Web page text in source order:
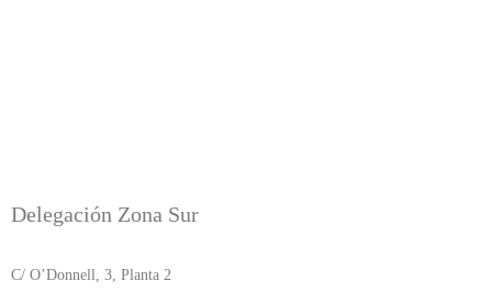
Delegación Zona Sur
C/ O’Donnell, 3, Planta 2